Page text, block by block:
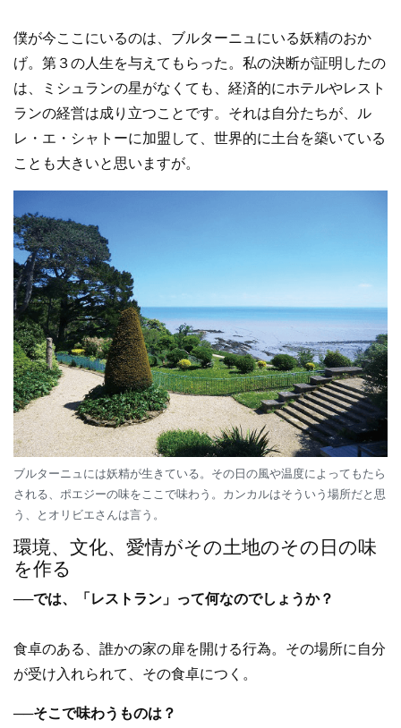
僕が今ここにいるのは、ブルターニュにいる妖精のおか
げ。第３の人生を与えてもらった。私の決断が証明したの
は、ミシュランの星がなくても、経済的にホテルやレスト
ランの経営は成り立つことです。それは自分たちが、ル
レ・エ・シャトーに加盟して、世界的に土台を築いている
ことも大きいと思いますが。
ブルターニュには妖精が生きている。その日の風や温度によってもたら
される、ポエジーの味をここで味わう。カンカルはそういう場所だと思
う、とオリビエさんは言う。
環境、文化、愛情がその土地のその日の味
を作る
──では、「レストラン」って何なのでしょうか？
食卓のある、誰かの家の扉を開ける行為。その場所に自分
が受け入れられて、その食卓につく。
──そこで味わうものは？